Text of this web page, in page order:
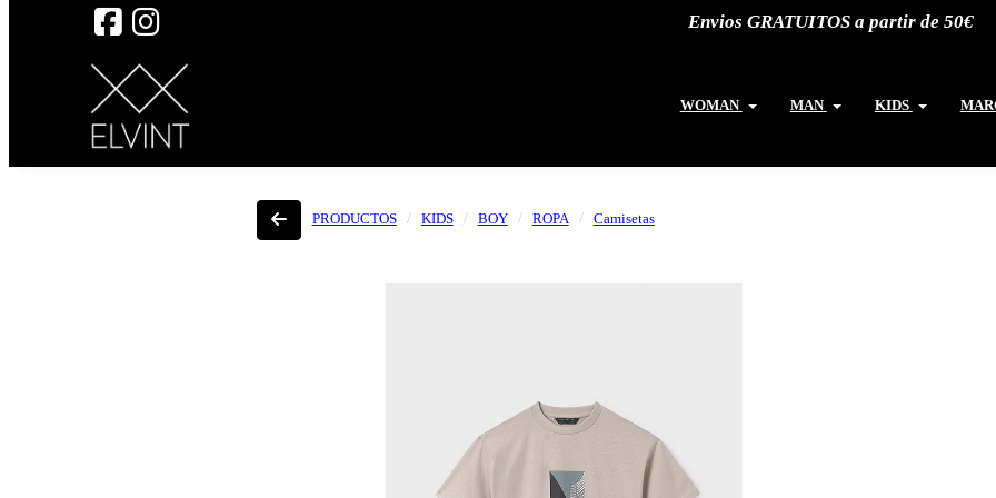
Envios GRATUITOS a partir de 50€
WOMAN MAN KIDS
PRODUCTOS KIDS BOY ROPA Camisetas